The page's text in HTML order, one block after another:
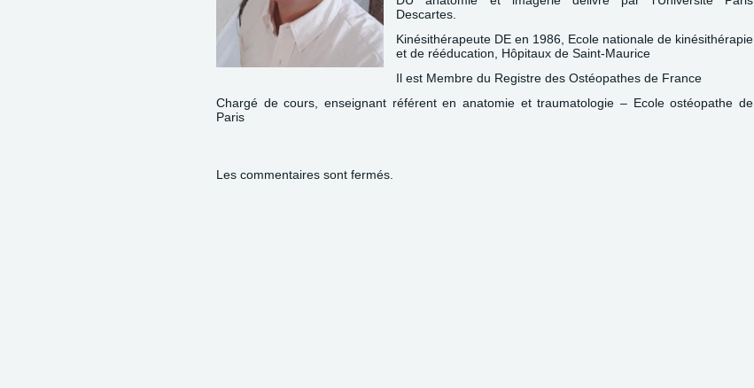
Descartes.
Kinésithérapeute DE en 1986, Ecole nationale de kinésithérapie
et de rééducation, Hôpitaux de Saint-Maurice
Il est Membre du Registre des Ostéopathes de France
Chargé de cours, enseignant référent en anatomie et traumatologie – Ecole ostéopathe de
Paris
Les commentaires sont fermés.